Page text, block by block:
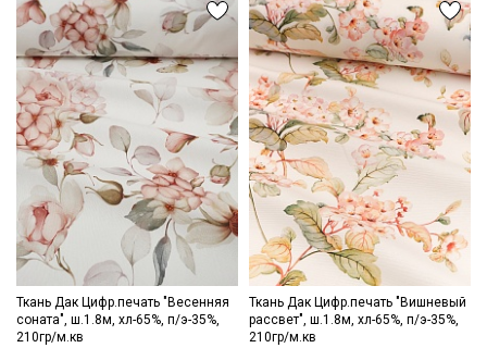
Ткань Дак Цифр.печать "Весенняя
соната", ш.1.8м, хл-65%, п/э-35%,
210гр/м.кв
Ткань Дак Цифр.печать "Вишневый
рассвет", ш.1.8м, хл-65%, п/э-35%,
210гр/м.кв
Подписаться
Ознакомлен(а) сПолитикой обработки персональных
данных
и даю
Согласие на обработку персональных
данных
Даю
Согласие на получение рекламных и
информационных рассылок